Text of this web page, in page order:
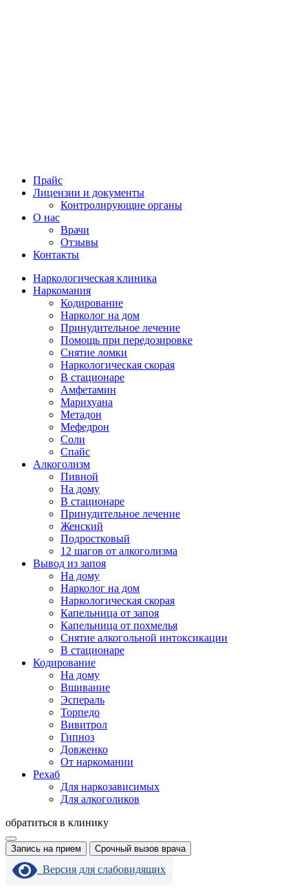
Прайс
Лицензии и документы
Контролирующие органы
О нас
Врачи
Отзывы
Контакты
Наркологическая клиника
Наркомания
Кодирование
Нарколог на дом
Принудительное лечение
Помощь при передозировке
Снятие ломки
Наркологическая скорая
В стационаре
Амфетамин
Марихуана
Метадон
Мефедрон
Соли
Спайс
Алкоголизм
Пивной
На дому
В стационаре
Принудительное лечение
Женский
Подростковый
12 шагов от алкоголизма
Вывод из запоя
На дому
Нарколог на дом
Наркологическая скорая
Капельница от запоя
Капельница от похмелья
Снятие алкогольной интоксикации
В стационаре
Кодирование
На дому
Вшивание
Эспераль
Торпедо
Вивитрол
Гипноз
Довженко
От наркомании
Рехаб
Для наркозависимых
Для алкоголиков
обратиться в клинику
Запись на прием Срочный вызов врача
Версия для слабовидящих